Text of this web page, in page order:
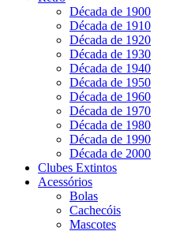
Década de 1900
Década de 1910
Década de 1920
Década de 1930
Década de 1940
Década de 1950
Década de 1960
Década de 1970
Década de 1980
Década de 1990
Década de 2000
Clubes Extintos
Acessórios
Bolas
Cachecóis
Mascotes